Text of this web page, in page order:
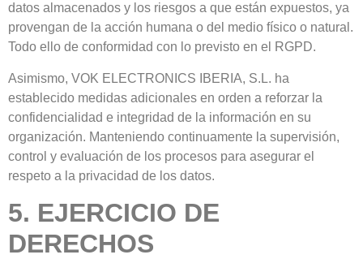
datos almacenados y los riesgos a que están expuestos, ya
provengan de la acción humana o del medio físico o natural.
Todo ello de conformidad con lo previsto en el RGPD.
Asimismo, VOK ELECTRONICS IBERIA, S.L. ha
establecido medidas adicionales en orden a reforzar la
confidencialidad e integridad de la información en su
organización. Manteniendo continuamente la supervisión,
control y evaluación de los procesos para asegurar el
respeto a la privacidad de los datos.
5. EJERCICIO DE
DERECHOS